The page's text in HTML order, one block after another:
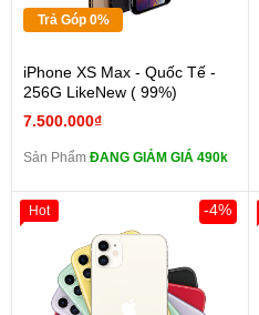
Trả Góp 0%
iPhone XS Max - Quốc Tế -
256G LikeNew ( 99%)
7.500.000₫
Sản Phẩm ĐANG GIẢM GIÁ 490k
-4%
Hot